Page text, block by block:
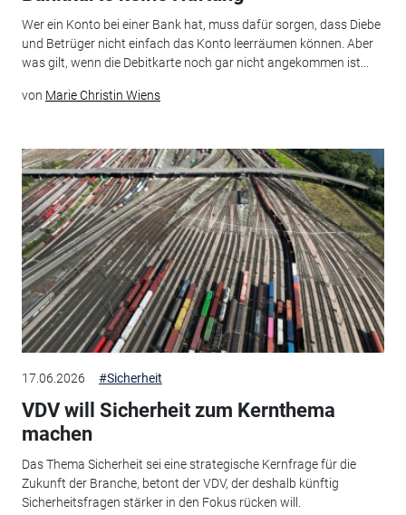
Wer ein Konto bei einer Bank hat, muss dafür sorgen, dass Diebe
und Betrüger nicht einfach das Konto leerräumen können. Aber
was gilt, wenn die Debitkarte noch gar nicht angekommen ist...
von Marie Christin Wiens
17.06.2026 #Sicherheit
VDV will Sicherheit zum Kernthema
machen
Das Thema Sicherheit sei eine strategische Kernfrage für die
Zukunft der Branche, betont der VDV, der deshalb künftig
Sicherheitsfragen stärker in den Fokus rücken will.